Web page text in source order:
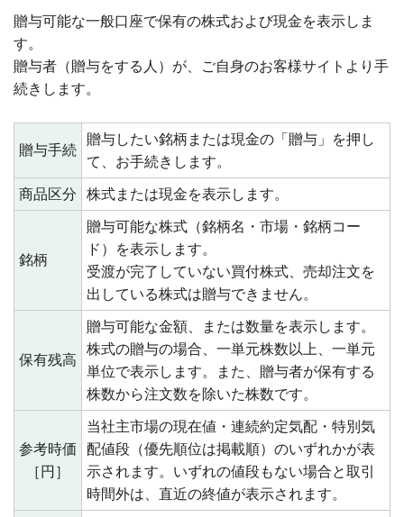
贈与可能な一般口座で保有の株式および現金を表示しま
す。
贈与者（贈与をする人）が、ご自身のお客様サイトより手
続きします。
贈与手続
贈与したい銘柄または現金の「贈与」を押し
て、お手続きします。
商品区分 株式または現金を表示します。
銘柄
贈与可能な株式（銘柄名・市場・銘柄コー
ド）を表示します。
受渡が完了していない買付株式、売却注文を
出している株式は贈与できません。
保有残高
贈与可能な金額、または数量を表示します。
株式の贈与の場合、一単元株数以上、一単元
単位で表示します。また、贈与者が保有する
株数から注文数を除いた株数です。
参考時価
［円］
当社主市場の現在値・連続約定気配・特別気
配値段（優先順位は掲載順）のいずれかが表
示されます。いずれの値段もない場合と取引
時間外は、直近の終値が表示されます。